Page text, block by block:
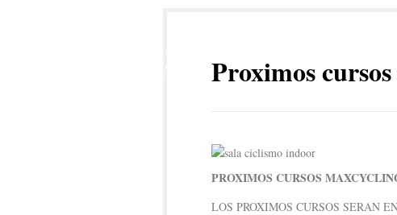
Proximos
PROXIMOS CURSOS
LOS PROXIMOS CURSOS SERAN